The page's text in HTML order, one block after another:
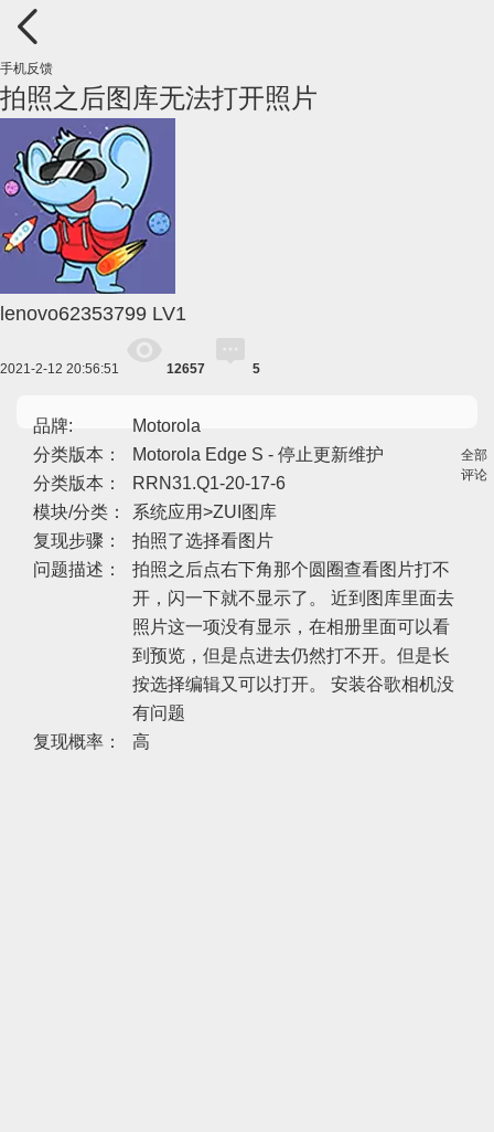
手机反馈
拍照之后图库无法打开照片
lenovo62353799 LV1
2021-2-12 20:56:51 12657 5
品牌:
Motorola
分类版本：
Motorola Edge S - 停止更新维护
分类版本：
RRN31.Q1-20-17-6
模块/分类：
系统应用>ZUI图库
复现步骤：
拍照了选择看图片
问题描述：
拍照之后点右下角那个圆圈查看图片打不
开，闪一下就不显示了。 近到图库里面去
照片这一项没有显示，在相册里面可以看
到预览，但是点进去仍然打不开。但是长
按选择编辑又可以打开。 安装谷歌相机没
有问题
复现概率：
高
全部
评论